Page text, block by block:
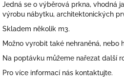
Jedná se o výběrová prkna, vhodná
výrobu nábytku, architektonických
Skladem několik m3.
Možno vyrobit také nehraněná, nebo
Na poptávku můžeme nařezat další
Pro více informací nás kontaktujte.